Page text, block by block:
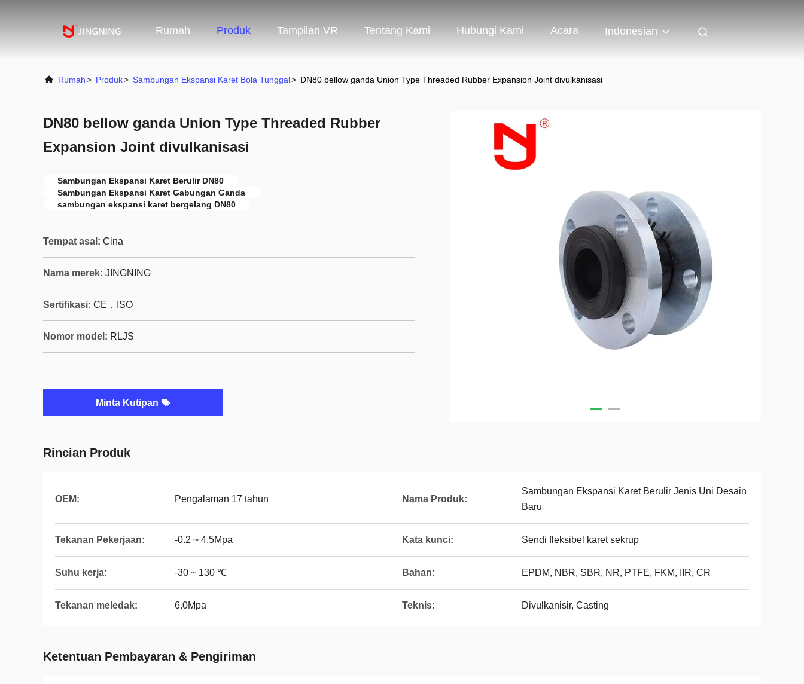
Rumah Produk Tampilan VR Tentang Kami Hubungi Kami Acara Indonesian
Rumah> Produk> Sambungan Ekspansi Karet Bola Tunggal> DN80 bellow ganda Union Type Threaded Rubber Expansion Joint divulkanisasi
DN80 bellow ganda Union Type Threaded Rubber
Expansion Joint divulkanisasi
Sambungan Ekspansi Karet Berulir DN80
Sambungan Ekspansi Karet Gabungan Ganda
sambungan ekspansi karet bergelang DN80
Tempat asal: Cina
Nama merek: JINGNING
Sertifikasi: CE，ISO
Nomor model: RLJS
Minta Kutipan
Rincian Produk
OEM: Pengalaman 17 tahun Nama Produk:
Sambungan Ekspansi Karet Berulir Jenis Uni Desain
Baru
Tekanan Pekerjaan: -0.2 ~ 4.5Mpa Kata kunci: Sendi fleksibel karet sekrup
Suhu kerja: -30 ~ 130 ℃ Bahan: EPDM, NBR, SBR, NR, PTFE, FKM, IIR, CR
Tekanan meledak: 6.0Mpa Teknis: Divulkanisir, Casting
Ketentuan Pembayaran & Pengiriman